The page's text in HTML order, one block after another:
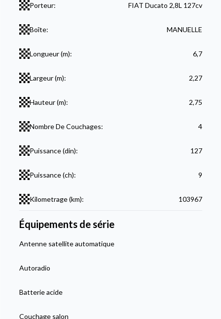
Porteur: FIAT Ducato 2,8L 127cv
Boîte: MANUELLE
Longueur (m): 6,7
Largeur (m): 2,27
Hauteur (m): 2,75
Nombre De Couchages: 4
Puissance (din): 127
Puissance (ch): 9
Kilometrage (km): 103967
Équipements de série
Antenne satellite automatique
Autoradio
Batterie acide
Couchage salon